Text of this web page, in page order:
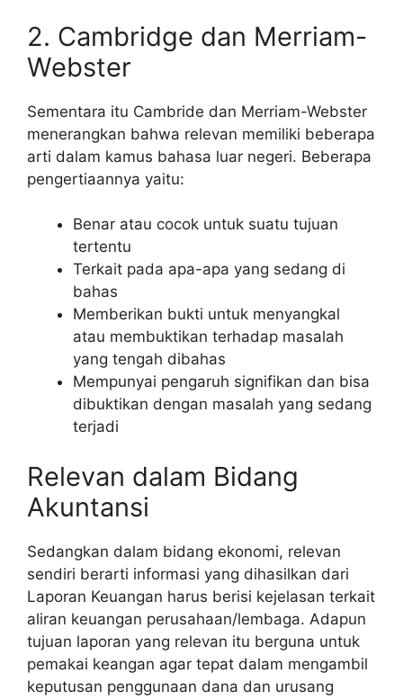
2. Cambridge dan Merriam-
Webster
Sementara itu Cambride dan Merriam-Webster
menerangkan bahwa relevan memiliki beberapa
arti dalam kamus bahasa luar negeri. Beberapa
pengertiaannya yaitu:
Benar atau cocok untuk suatu tujuan
tertentu
Terkait pada apa-apa yang sedang di
bahas
Memberikan bukti untuk menyangkal
atau membuktikan terhadap masalah
yang tengah dibahas
Mempunyai pengaruh signifikan dan bisa
dibuktikan dengan masalah yang sedang
terjadi
Relevan dalam Bidang
Akuntansi
Sedangkan dalam bidang ekonomi, relevan
sendiri berarti informasi yang dihasilkan dari
Laporan Keuangan harus berisi kejelasan terkait
aliran keuangan perusahaan/lembaga. Adapun
tujuan laporan yang relevan itu berguna untuk
pemakai keangan agar tepat dalam mengambil
keputusan penggunaan dana dan urusang